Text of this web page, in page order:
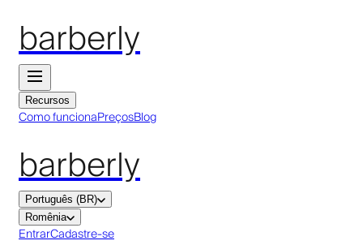
barberly
Recursos
Como funcionaPreçosBlog
barberly
Português (BR)
Romênia
EntrarCadastre-se